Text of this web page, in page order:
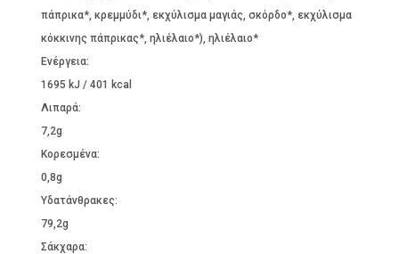
€1.30.
πάπρικα*, κρεμμύδι*, εκχύλισμα μαγιάς, σκόρδο*, εκχύλισμα
κόκκινης πάπρικας*, ηλιέλαιο*), ηλιέλαιο*
Ενέργεια:
1695 kJ / 401 kcal
Λιπαρά:
7,2g
Kορεσμένα:
0,8g
Υδατάνθρακες:
79,2g
Σάκχαρα: